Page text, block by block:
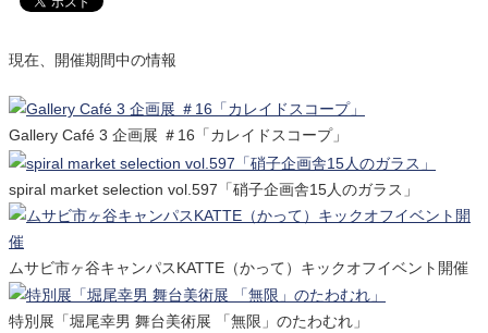
現在、開催期間中の情報
Gallery Café 3 企画展 ＃16「カレイドスコープ」
spiral market selection vol.597「硝子企画舎15人のガラス」
ムサビ市ヶ谷キャンパスKATTE（かって）キックオフイベント開催
特別展「堀尾幸男 舞台美術展 「無限」のたわむれ」